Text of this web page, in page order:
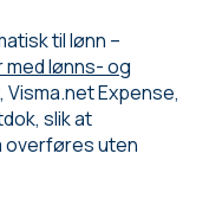
til lønn –
lønns- og
Expense,
slik at
uten